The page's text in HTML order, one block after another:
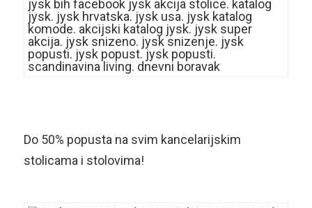
Do 50% popusta na svim kancelarijskim
stolicama i stolovima!